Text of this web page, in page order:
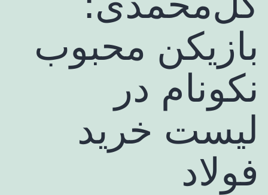
بازیکن محبوب
نکونام در
لیست خرید
فولاد